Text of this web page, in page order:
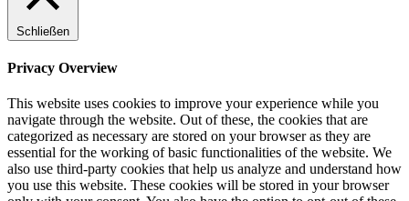
Schließen
Privacy Overview
This website uses cookies to improve your experience while you
navigate through the website. Out of these, the cookies that are
categorized as necessary are stored on your browser as they are
essential for the working of basic functionalities of the website. We
also use third-party cookies that help us analyze and understand how
you use this website. These cookies will be stored in your browser